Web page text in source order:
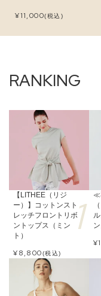
¥11,000(税込)
【LITHEE（リジ
ー）】コットンスト
レッチフロントリボ
ントップス（ミン
ト）
¥8,800(税込)
≪
¥